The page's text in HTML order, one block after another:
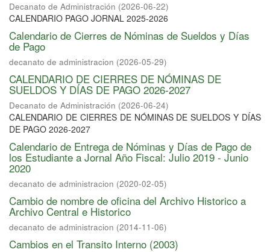
Decanato de Administración (2026-06-22)
CALENDARIO PAGO JORNAL 2025-2026
Calendario de Cierres de Nóminas de Sueldos y Días
de Pago
decanato de administracion (2026-05-29)
CALENDARIO DE CIERRES DE NÓMINAS DE
SUELDOS Y DÍAS DE PAGO 2026-2027
Decanato de Administración (2026-06-24)
CALENDARIO DE CIERRES DE NÓMINAS DE SUELDOS Y DÍAS
DE PAGO 2026-2027
Calendario de Entrega de Nóminas y Días de Pago de
los Estudiante a Jornal Año Fiscal: Julio 2019 - Junio
2020
decanato de administracion (2020-02-05)
Cambio de nombre de oficina del Archivo Historico a
Archivo Central e Historico
decanato de administracion (2014-11-06)
Cambios en el Transito Interno (2003)